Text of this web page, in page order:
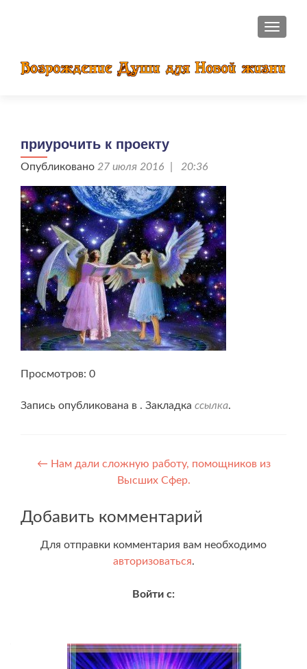
приурочить к проекту
Опубликовано 27 июля 2016 | 20:36
Просмотров: 0
Запись опубликована в . Закладка ссылка.
Навигация
записям
← Нам дали сложную работу, помощников из
Высших Сфер.
Добавить комментарий
Для отправки комментария вам необходимо
авторизоваться.
Войти с: